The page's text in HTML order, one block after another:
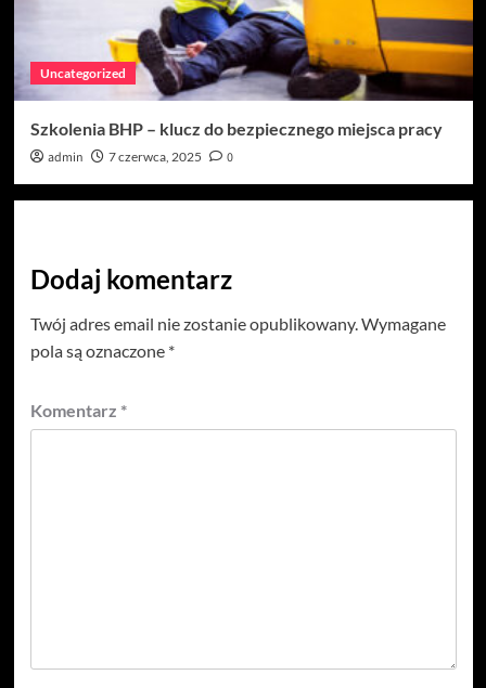
Uncategorized
Szkolenia BHP – klucz do bezpiecznego miejsca pracy
admin 7 czerwca, 2025 0
Dodaj komentarz
Twój adres email nie zostanie opublikowany.Wymagane
pola są oznaczone *
Komentarz *